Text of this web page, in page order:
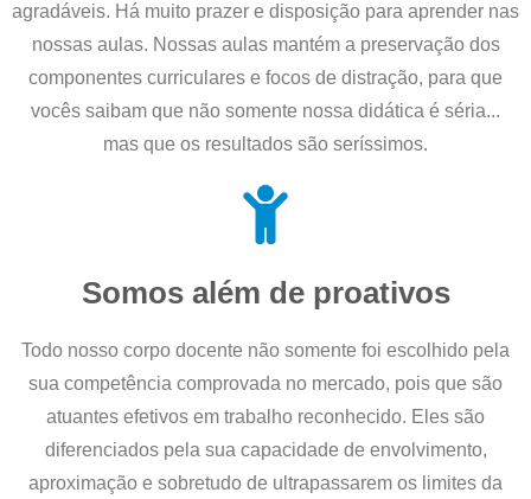
agradáveis. Há muito prazer e disposição para aprender nas
nossas aulas. Nossas aulas mantém a preservação dos
componentes curriculares e focos de distração, para que
vocês saibam que não somente nossa didática é séria...
mas que os resultados são seríssimos.
Somos além de proativos
Todo nosso corpo docente não somente foi escolhido pela
sua competência comprovada no mercado, pois que são
atuantes efetivos em trabalho reconhecido. Eles são
diferenciados pela sua capacidade de envolvimento,
aproximação e sobretudo de ultrapassarem os limites da